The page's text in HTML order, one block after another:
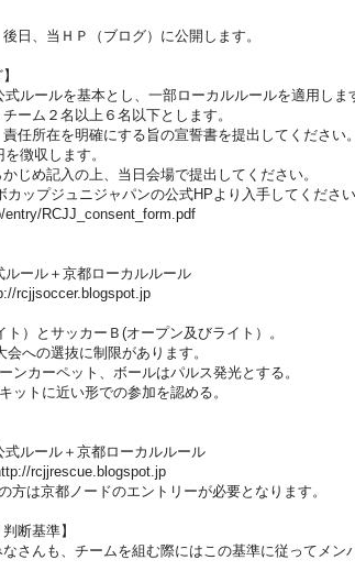
日、当ＨＰ（ブログ）に公開します。
ルールを基本とし、一部ローカルルールを適用しま
ーム２名以上６名以下とします。
任所在を明確にする旨の宣誓書を提出してください。
徴収します。
じめ記入の上、当日会場で提出してください。
カップジュニジャパンの公式HPより入手してくださ
entry/RCJJ_consent_form.pdf
ルール＋京都ローカルルール
rcjjsoccer.blogspot.jp
）とサッカーＢ(オープン及びライト）。
への選抜に制限があります。
カーペット、ボールはパルス発光とする。
トに近い形での参加を認める。
ルール＋京都ローカルルール
rcjjrescue.blogspot.jp
は京都ノードのエントリーが必要となります。
断基準】
さんも、チームを組む際にはこの基準に従ってメン